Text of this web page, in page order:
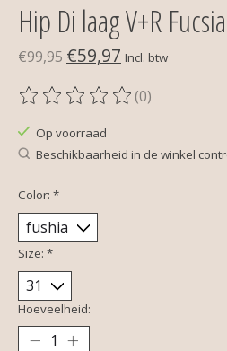
Hip Di laag V+R
€99,95 €59,97 Incl. btw
De beoordeling van dit product
(0)
Op voorraad
Beschikbaarheid in de winkel
Color: *
Size: *
Hoeveelheid: